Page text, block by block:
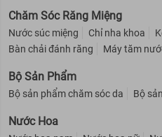
Chăm Sóc Răng Miệng
Nước súc miệng Chỉ nha khoa
Bàn chải đánh răng
Máy tăm
Bộ Sản Phẩm
Bộ sản phẩm chăm sóc da Bộ
Nước Hoa